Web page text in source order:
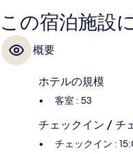
この宿泊施設
概要
ホテルの規模
客室 : 53
チェックイン / チ
チェックイン :